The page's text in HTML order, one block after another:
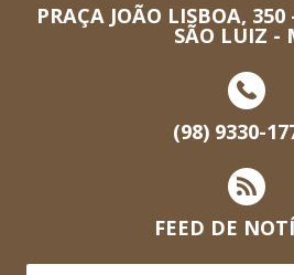
PRAÇA JOÃO LISBOA,
SÃO LUIZ -
(98) 9330-
FEED DE